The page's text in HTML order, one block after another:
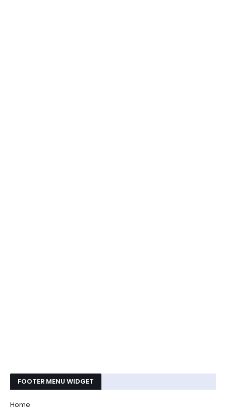
FOOTER MENU WIDGET
Home